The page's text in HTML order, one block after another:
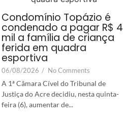
Condomínio Topázio é
condenado a pagar R$ 4
mil a família de criança
ferida em quadra
esportiva
06/08/2026 / No Comments
A 1ª Câmara Cível do Tribunal de
Justiça do Acre decidiu, nesta quinta-
feira (6), aumentar de...